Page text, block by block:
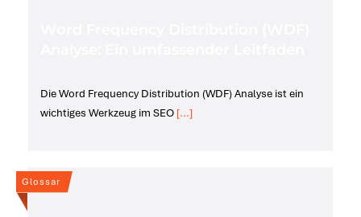
Die Word Frequency Distribution (WDF) Analyse ist ein
wichtiges Werkzeug im SEO [...]
Glossar